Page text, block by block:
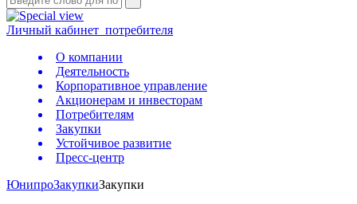
Личный кабинет потребителя
О компании
Деятельность
Корпоративное управление
Акционерам и инвесторам
Потребителям
Закупки
Устойчивое развитие
Пресс-центр
ЮнипроЗакупкиЗакупки